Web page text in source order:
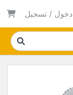
دخول / تسجيل